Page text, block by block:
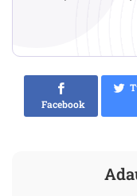
Facebook